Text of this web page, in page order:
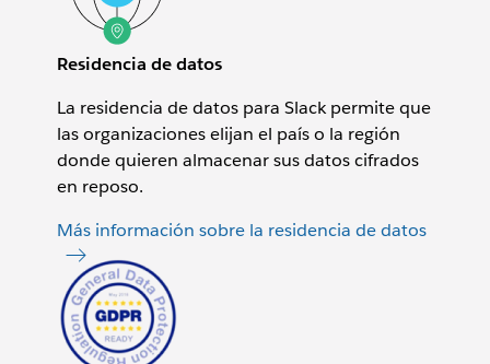
Residencia de datos
La residencia de datos para Slack permite que
las organizaciones elijan el país o la región
donde quieren almacenar sus datos cifrados
en reposo.
Más información sobre la residencia de datos